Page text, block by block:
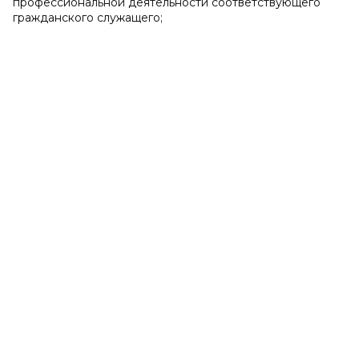
гражданского служащего;